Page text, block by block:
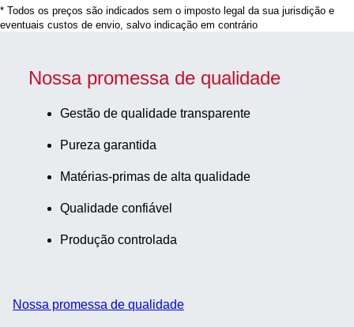
suspensão,
verde, TC
unid./pacote
* Todos os preços são indicados sem o imposto legal da sua jurisdição e
eventuais custos de envio, salvo indicação em contrário
Nossa promessa de qualidade
Gestão de qualidade transparente
Pureza garantida
Matérias-primas de alta qualidade
Qualidade confiável
Produção controlada
Nossa promessa de qualidade